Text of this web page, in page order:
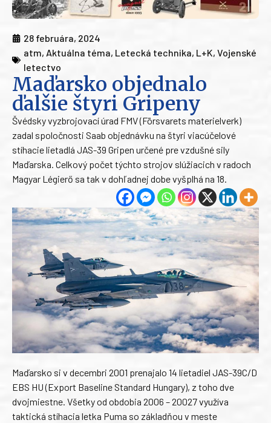
28 februára, 2024
atm, Aktuálna téma, Letecká technika, L+K, Vojenské
letectvo
Maďarsko objednalo
ďalšie štyri Gripeny
Švédsky vyzbrojovací úrad FMV (Försvarets materielverk)
zadal spoločnosti Saab objednávku na štyri viacúčelové
stíhacie lietadlá JAS-39 Gripen určené pre vzdušné sily
Maďarska. Celkový počet týchto strojov slúžiacich v radoch
Magyar Légierő sa tak v dohľadnej dobe vyšplhá na 18.
Maďarsko si v decembri 2001 prenajalo 14 lietadiel JAS-39C/D
EBS HU (Export Baseline Standard Hungary), z toho dve
dvojmiestne. Všetky od obdobia 2006 – 20027 využíva
taktická stíhacia letka Puma so základňou v meste